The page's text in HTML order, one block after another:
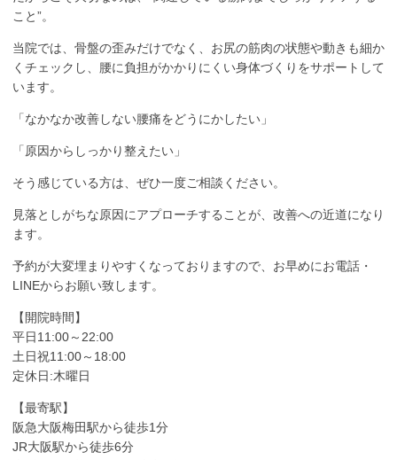
こと”。
当院では、骨盤の歪みだけでなく、お尻の筋肉の状態や動きも細か
くチェックし、腰に負担がかかりにくい身体づくりをサポートして
います。
「なかなか改善しない腰痛をどうにかしたい」
「原因からしっかり整えたい」
そう感じている方は、ぜひ一度ご相談ください。
見落としがちな原因にアプローチすることが、改善への近道になり
ます。
予約が大変埋まりやすくなっておりますので、お早めにお電話・
LINEからお願い致します。
【開院時間】
平日11:00～22:00
土日祝11:00～18:00
定休日:木曜日
【最寄駅】
阪急大阪梅田駅から徒歩1分
JR大阪駅から徒歩6分